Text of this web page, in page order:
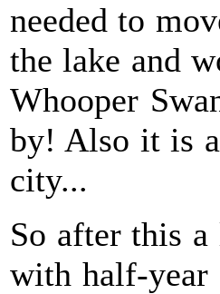
needed to
the lake and
Whooper
by! Also it is
city...
So after this
with half-year